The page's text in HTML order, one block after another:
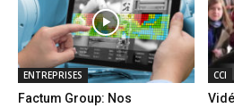
ENTREPRISES
Factum Group: Nos
CCI